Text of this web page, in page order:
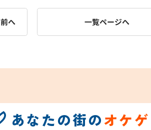
前へ 一覧ページへ
あなたの街のオケ